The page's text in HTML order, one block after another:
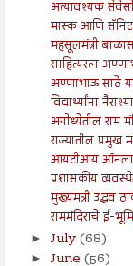
अत्यावश्यक
मास्क आणि
महसूलमंत्री
साहित्यरत्न
अण्णाभाऊ साठे
विद्यार्थ्यांना
अयोध्येतील राम
राज्यातील प्रमुख
आयटीआय
प्रशासकीय
मुख्यमंत्री उद्धव
राममंदिराचे ई-
► July(68)
► June (56)